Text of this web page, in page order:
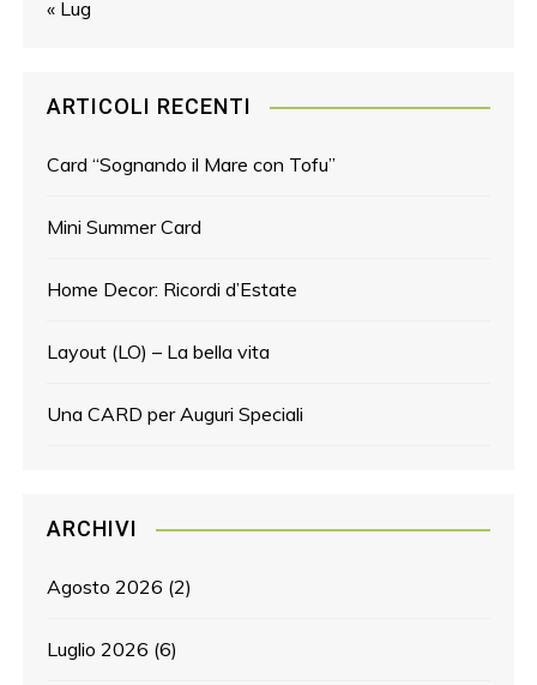
« Lug
ARTICOLI RECENTI
Card “Sognando il Mare con Tofu”
Mini Summer Card
Home Decor: Ricordi d’Estate
Layout (LO) – La bella vita
Una CARD per Auguri Speciali
ARCHIVI
Agosto 2026 (2)
Luglio 2026 (6)